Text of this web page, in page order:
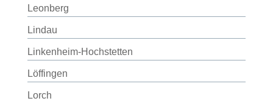
Leonberg
Lindau
Linkenheim-Hochstetten
Löffingen
Lorch